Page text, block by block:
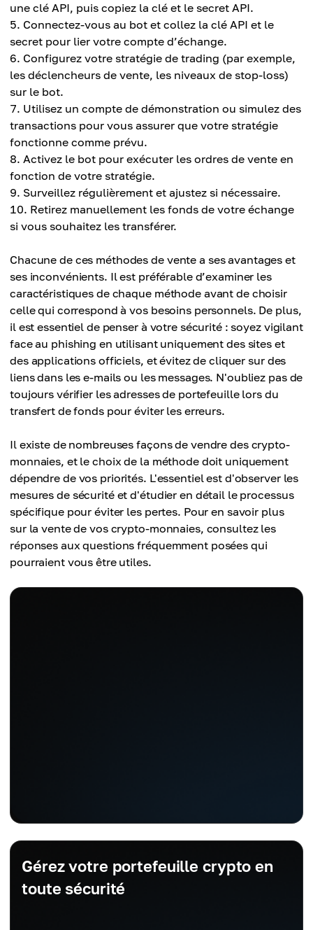
une clé API, puis copiez la clé et le secret API.
Connectez-vous au bot et collez la clé API et le
secret pour lier votre compte d’échange.
Configurez votre stratégie de trading (par exemple,
les déclencheurs de vente, les niveaux de stop-loss)
sur le bot.
Utilisez un compte de démonstration ou simulez des
transactions pour vous assurer que votre stratégie
fonctionne comme prévu.
Activez le bot pour exécuter les ordres de vente en
fonction de votre stratégie.
Surveillez régulièrement et ajustez si nécessaire.
Retirez manuellement les fonds de votre échange
si vous souhaitez les transférer.
Chacune de ces méthodes de vente a ses avantages et
ses inconvénients. Il est préférable d’examiner les
caractéristiques de chaque méthode avant de choisir
celle qui correspond à vos besoins personnels. De plus,
il est essentiel de penser à votre sécurité : soyez vigilant
face au phishing en utilisant uniquement des sites et
des applications officiels, et évitez de cliquer sur des
liens dans les e-mails ou les messages. N'oubliez pas de
toujours vérifier les adresses de portefeuille lors du
transfert de fonds pour éviter les erreurs.
Il existe de nombreuses façons de vendre des crypto-
monnaies, et le choix de la méthode doit uniquement
dépendre de vos priorités. L'essentiel est d'observer les
mesures de sécurité et d'étudier en détail le processus
spécifique pour éviter les pertes. Pour en savoir plus
sur la vente de vos crypto-monnaies, consultez les
réponses aux questions fréquemment posées qui
pourraient vous être utiles.
Gérez votre portefeuille crypto en
toute sécurité